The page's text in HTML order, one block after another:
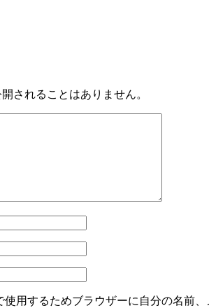
されることはありません。
使用するためブラウザーに自分の名前